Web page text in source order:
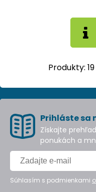
Produkty: 19
Prihláste sa
Získajte
ponukách a
Súhlasím s podmienkami